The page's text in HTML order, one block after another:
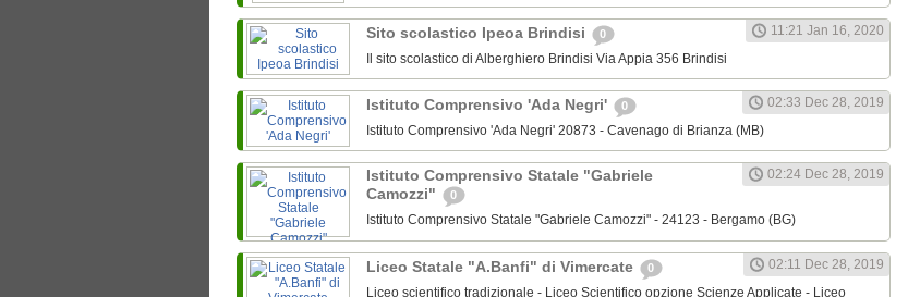
Sito scolastico Ipeoa Brindisi 0
11:21 Jan 16, 2020
Il sito scolastico di Alberghiero Brindisi Via Appia 356 Brindisi
Istituto Comprensivo 'Ada Negri' 0
02:33 Dec 28, 2019
Istituto Comprensivo 'Ada Negri' 20873 - Cavenago di Brianza (MB)
Istituto Comprensivo Statale "Gabriele
Camozzi"
0
02:24 Dec 28, 2019
Istituto Comprensivo Statale "Gabriele Camozzi" - 24123 - Bergamo (BG)
Liceo Statale "A.Banfi" di Vimercate 0
02:11 Dec 28, 2019
Liceo scientifico tradizionale - Liceo Scientifico opzione Scienze Applicate - Liceo